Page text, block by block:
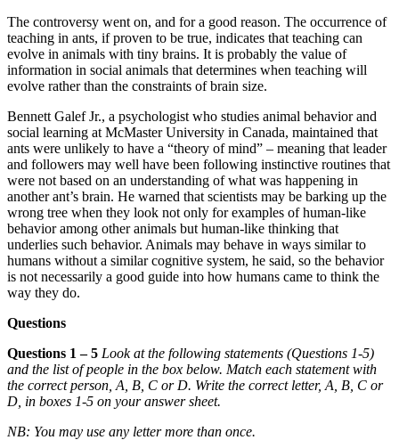
The controversy went on, and for a good reason. The occurrence of
teaching in ants, if proven to be true, indicates that teaching can
evolve in animals with tiny brains. It is probably the value of
information in social animals that determines when teaching will
evolve rather than the constraints of brain size.
Bennett Galef Jr., a psychologist who studies animal behavior and
social learning at McMaster University in Canada, maintained that
ants were unlikely to have a “theory of mind” – meaning that leader
and followers may well have been following instinctive routines that
were not based on an understanding of what was happening in
anotherant’s brain. He warned that scientists may be barking up the
wrong tree when they look not only for examples of human-like
behavior among other animals but human-like thinking that
underlies such behavior. Animals may behave in ways similar to
humans without a similar cognitive system, he said, so the behavior
is not necessarily a good guide into how humans came to think the
way they do.
Questions
Questions 1 – 5 Look at the following statements (Questions 1-5)
and the list of people in the box below. Match each statement with
the correct person, A, B, C or D. Write the correct letter, A, B, C or
D, in boxes 1-5 on your answer sheet.
NB: You may use any letter more than once.